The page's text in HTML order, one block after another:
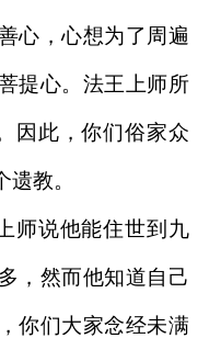
心，心想为了周遍
提心。法王上师所
因此，你们俗家众
教。
师说他能住世到九
，然而他知道自己
你们大家念经未满